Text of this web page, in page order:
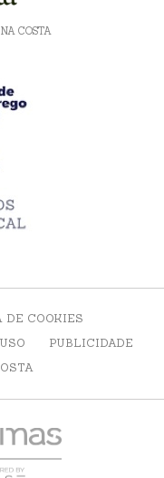
COSTA
DE COOKIES
PUBLICIDADE